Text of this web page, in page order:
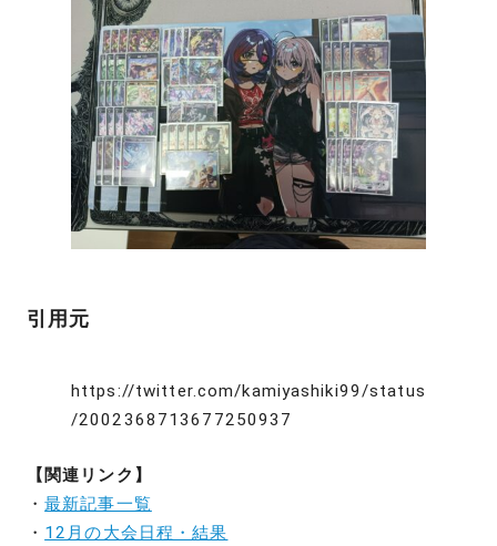
引用元
https://twitter.com/kamiyashiki99/status
/2002368713677250937
【関連リンク】
・最新記事一覧
・ 12月の大会日程・結果